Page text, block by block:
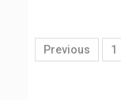
Previous 1